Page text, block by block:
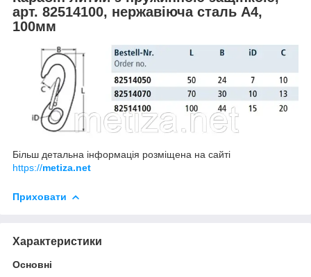
арт. 82514100, нержавіюча сталь А4,
100мм
Більш детальна інформація розміщена на сайті
https://metiza.net
Приховати
Характеристики
Основні